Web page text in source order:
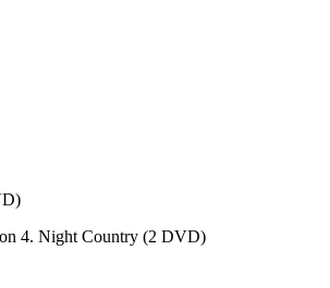
4. Night Country (2 DVD)